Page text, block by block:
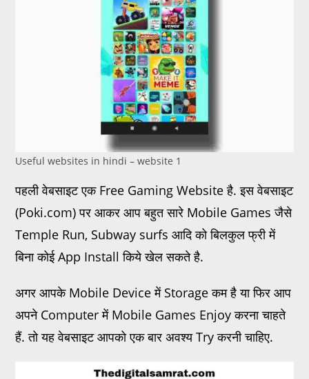
Useful websites in hindi – website 1
पहली वेबसाइट एक Free Gaming Website है. इस वेबसाइट
(Poki.com) पर आकर आप बहुत सारे Mobile Games जैसे
Temple Run, Subway surfs आदि को बिलकुल फ्री में
बिना कोई App Install किये खेल सकते है.
अगर आपके Mobile Device में Storage कम है या फिर आप
अपने Computer में Mobile Games Enjoy करना चाहते
हैं. तो यह वेबसाइट आपको एक बार अवश्य Try करनी चाहिए.